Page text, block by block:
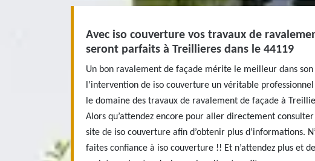
Avec iso couverture vos travaux de
seront parfaits à Treillieres dans le 44119
Un bon ravalement de façade mérite le meilleur dans
l’intervention de iso couverture un véritable
le domaine des travaux de ravalement de façade à
Alors qu’attendez encore pour aller directement
site de iso couverture afin d’obtenir plus d’informations.
faites confiance à iso couverture !! Et n’attendez plus et